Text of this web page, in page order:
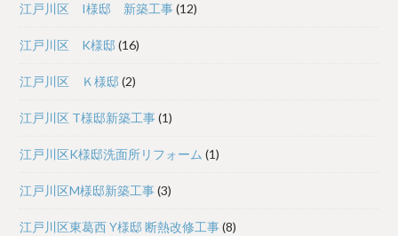
江戸川区 I様邸 新築工事(12)
江戸川区 K様邸 (16)
江戸川区 Ｋ様邸 (2)
江戸川区 T様邸新築工事(1)
江戸川区K様邸洗面所リフォーム (1)
江戸川区M様邸新築工事(3)
江戸川区東葛西 Y様邸 断熱改修工事(8)